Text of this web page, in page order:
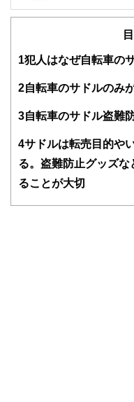
FinancialField編
知識がない方で
得者を中心に「
験者で構成され
護士、税理士、
ドバイザー、DC
士、行政書士、
ど150名以上の有
をわかりやすく
1 犯人はなぜ自転車の
2自転車のサドルのみ
3自転車のサドル盗難
4サドルは転売目的や
る。盗難防止グッズ
ることが大切